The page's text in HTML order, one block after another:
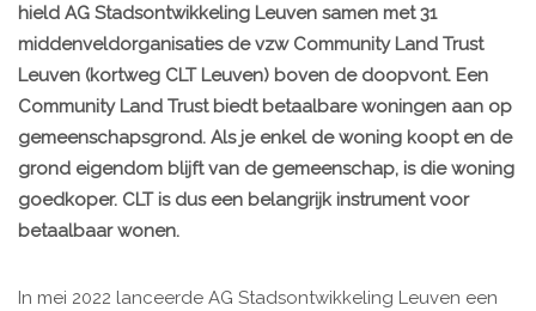
hield AG Stadsontwikkeling Leuven samen met 31
middenveldorganisaties de vzw Community Land Trust
Leuven (kortweg CLT Leuven) boven de doopvont. Een
Community Land Trust biedt betaalbare woningen aan op
gemeenschapsgrond. Als je enkel de woning koopt en de
grond eigendom blijft van de gemeenschap, is die woning
goedkoper. CLT is dus een belangrijk instrument voor
betaalbaar wonen.
In mei 2022 lanceerde AG Stadsontwikkeling Leuven een